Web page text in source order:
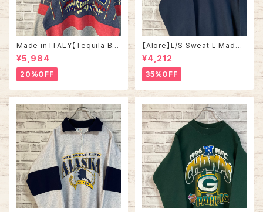
Made in ITALY【Tequila Bo
om】L/S Sweat/Trainer XL 9
0s ハーフジップスウェット トレ
ーナー マルチカラー レーシング
イタリア製 Euro ユーロ 古着
¥5,984
20%OFF
【Alore】L/S Sweat L Made i
n USA 90s 社交クラブ プロモ
ーション スウェット トレーナー
USA製 vintage ヴィンテージ
アメリカ USA 古着
¥4,212
35%OFF